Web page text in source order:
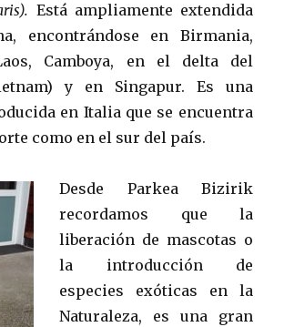
Está ampliamente extendida
encontrándose en Birmania,
Camboya, en el delta del
y en Singapur. Es una
en Italia que se encuentra
como en el sur del país.
Desde Parkea Bizirik
recordamos que la
liberación de mascotas o
la introducción de
especies exóticas en la
Naturaleza, es una gran